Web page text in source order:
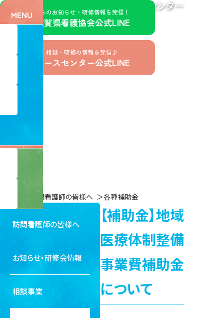
公益社団法人滋賀県看護協会 訪問看護支援センター
看護協会からのお知らせ・研修情報を発信！
公社）滋賀県看護協会公式LINE
お仕事探し、相談・研修の情報を発信♪
滋賀県ナースセンター公式LINE
MENU
訪問看護師の皆様へ 各種補助金
訪問看護師の皆様へ
お知らせ・研修会情報
相談事業
【補助金】地域
医療体制整備
事業費補助金
について